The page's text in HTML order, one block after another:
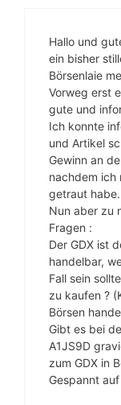
Hallo und
ein bisher
Börsenlaie
Vorweg erst
gute und
Ich konnte
und Artikel
Gewinn an
nachdem ich
getraut habe.
Nun aber zu
Fragen :
Der GDX ist
handelbar,
Fall sein
zu kaufen ?
Börsen
Gibt es bei
A1JS9D
zum GDX in
Gespannt